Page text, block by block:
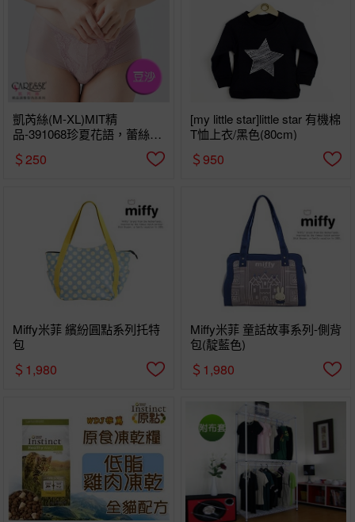
凱芮絲(M-XL)MIT精
品-391068珍夏花語，蕾絲高
機能內褲 -豆沙
＄250
[my little star]little star 有機棉
T恤上衣/黑色(80cm)
＄950
Miffy米菲 繽紛圓點系列托特
包
＄1,980
Miffy米菲 童話故事系列-側背
包(靛藍色)
＄1,980